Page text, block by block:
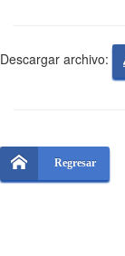
Descargar archivo:
Regresar